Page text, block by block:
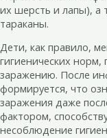
их шерсть и лапы), а
тараканы.
Дети, как правило,
гигиенических
заражению. После
формируется, что
заражения даже
фактором,
несоблюдение